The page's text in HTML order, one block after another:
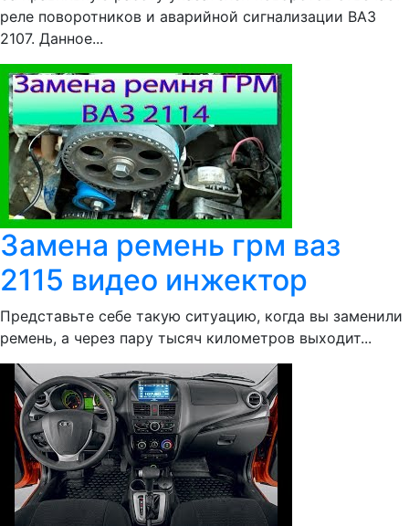
реле поворотников и аварийной сигнализации ВАЗ
2107. Данное...
Замена ремень грм ваз
2115 видео инжектор
Представьте себе такую ситуацию, когда вы заменили
ремень, а через пару тысяч километров выходит...